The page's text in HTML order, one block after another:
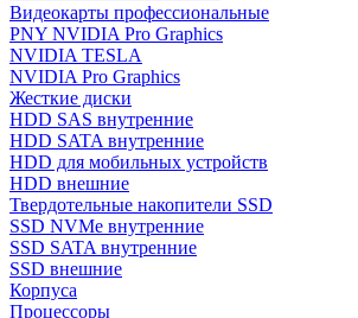
Видеокарты профессиональные
PNY NVIDIA Pro Graphics
NVIDIA TESLA
NVIDIA Pro Graphics
Жесткие диски
HDD SAS внутренние
HDD SATA внутренние
HDD для мобильных устройств
HDD внешние
Твердотельные накопители SSD
SSD NVMe внутренние
SSD SATA внутренние
SSD внешние
Корпуса
Процессоры